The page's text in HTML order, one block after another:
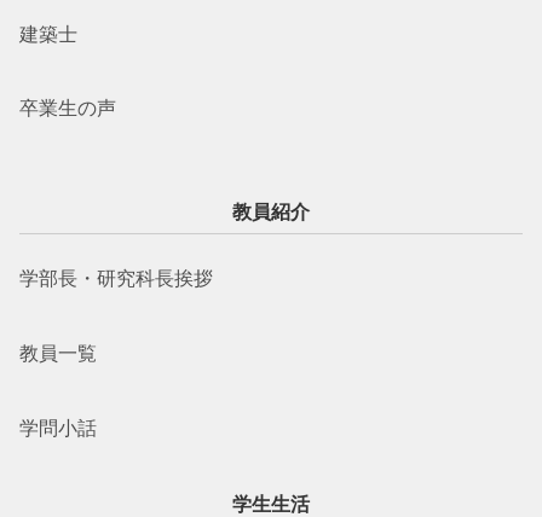
建築士
卒業生の声
教員紹介
学部長・研究科長挨拶
教員一覧
学問小話
学生生活